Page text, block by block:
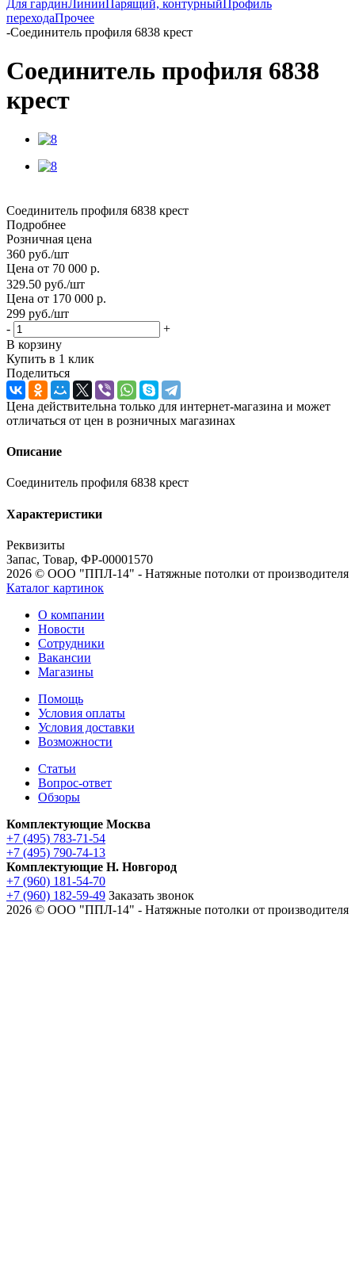
Для гардинЛинии Парящий, контурный Профиль
переходаПрочее
-Соединитель профиля 6838 крест
Соединитель профиля 6838
крест
Соединитель профиля 6838 крест
Подробнее
Розничная цена
360 руб./шт
Цена от 70 000 р.
329.50 руб./шт
Цена от 170 000 р.
299 руб./шт
-
+
В корзину
Купить в 1 клик
Поделиться
Цена действительна только для интернет-магазина и может
отличаться от цен в розничных магазинах
Описание
Соединитель профиля 6838 крест
Характеристики
Реквизиты
Запас, Товар, ФР-00001570
2026 © ООО "ППЛ-14" - Натяжные потолки от производителя
Каталог картинок
О компании
Новости
Сотрудники
Вакансии
Магазины
Помощь
Условия оплаты
Условия доставки
Возможности
Статьи
Вопрос-ответ
Обзоры
Комплектующие Москва
+7 (495) 783-71-54
+7 (495) 790-74-13
Комплектующие Н. Новгород
+7 (960) 181-54-70
+7 (960) 182-59-49 Заказать звонок
2026 © ООО "ППЛ-14" - Натяжные потолки от производителя